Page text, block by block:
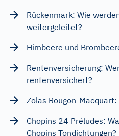
Rückenmark: Wie
weitergeleitet?
Himbeere und
Rentenversicherung:
rentenversichert?
Zolas Rougon-
Chopins 24 Préludes:
Chopins Tondichtungen?